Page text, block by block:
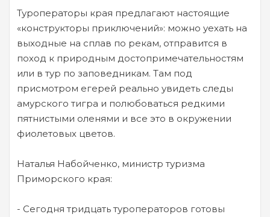
Туроператоры края предлагают настоящие
«конструкторы приключений»: можно уехать на
выходные на сплав по рекам, отправится в
поход к природным достопримечательностям
или в тур по заповедникам. Там под
присмотром егерей реально увидеть следы
амурского тигра и полюбоваться редкими
пятнистыми оленями и все это в окружении
фиолетовых цветов.
Наталья Набойченко, министр туризма
Приморского края:
- Сегодня тридцать туроператоров готовы